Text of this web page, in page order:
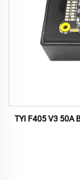
TYI F405 V3 50A